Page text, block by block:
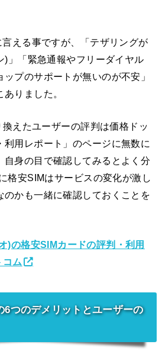
える事ですが、「テザリングが
)」「緊急通報やフリーダイヤル
プのサポートが無いのが不安」
りました。
えたユーザーの評判は価格ドッ
利用レポート」のページに無数に
自身の目で確認してみるとよく分
格安SIMはサービスの変化が激し
のかも一緒に確認しておくことを
)の格安SIMカードの評判・利用
コム
6つのデメリットとユーザーの